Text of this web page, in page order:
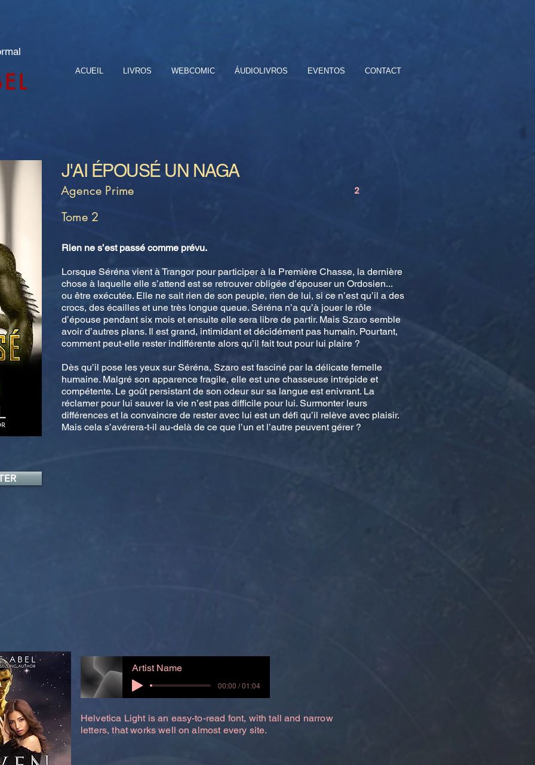
ACUEIL LIVROS WEBCOMIC ÁUDIOLIVROS EVENTOS CONTACT
J'AI ÉPOUSÉ UN NAGA
Agence Prime 2
Tome 2
Rien ne s’est passé comme prévu.
Lorsque Séréna vient à Trangor pour participer à la Première Chasse, la dernière
chose à laquelle elle s’attend est se retrouver obligée d’épouser un Ordosien...
ou être exécutée. Elle ne sait rien de son peuple, rien de lui, si ce n’est qu’il a des
crocs, des écailles et une très longue queue. Séréna n’a qu’à jouer le rôle
d’épouse pendant six mois et ensuite elle sera libre de partir. Mais Szaro semble
avoir d’autres plans. Il est grand, intimidant et décidément pas humain. Pourtant,
comment peut-elle rester indifférente alors qu’il fait tout pour lui plaire ?
Dès qu’il pose les yeux sur Séréna, Szaro est fasciné par la délicate femelle
humaine. Malgré son apparence fragile, elle est une chasseuse intrépide et
compétente. Le goût persistant de son odeur sur sa langue est enivrant. La
réclamer pour lui sauver la vie n’est pas difficile pour lui. Surmonter leurs
différences et la convaincre de rester avec lui est un défi qu’il relève avec plaisir.
Mais cela s’avérera-t-il au-delà de ce que l’un et l’autre peuvent gérer ?
Artist Name
00:00 / 01:04
Helvetica Light is an easy-to-read font, with tall and narrow
letters, that works well on almost every site.